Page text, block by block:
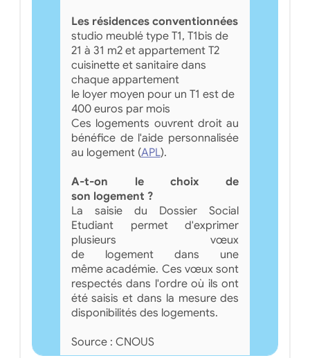
Les résidences conventionnées
studio meublé type T1, T1bis de
21 à 31 m2 et appartement T2
cuisinette et sanitaire dans
chaque appartement
le loyer moyen pour un T1 est de
400 euros par mois
Ces logements ouvrent droit au
bénéfice de l'aide personnalisée
au logement (APL).
A-t-on le choix de
son logement ?
La saisie du Dossier Social
Etudiant permet d'exprimer
plusieurs vœux
de logement dans une
même académie. Ces vœux sont
respectés dans l'ordre où ils ont
été saisis et dans la mesure des
disponibilités des logements.
Source : CNOUS